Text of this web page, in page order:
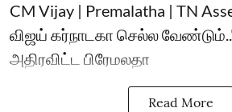
CM Vijay | Premalatha | TN
விஜய் கர்நாடகா செல்ல
அதிரவிட்ட பிரேமலதா
Read More